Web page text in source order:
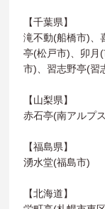
【千葉県】
滝不動(船橋市)、
亭(松戸市)、卯月
市)、習志野亭(習
【山梨県】
赤石亭(南アルプ
【福島県】
湧水堂(福島市)
【北海道】